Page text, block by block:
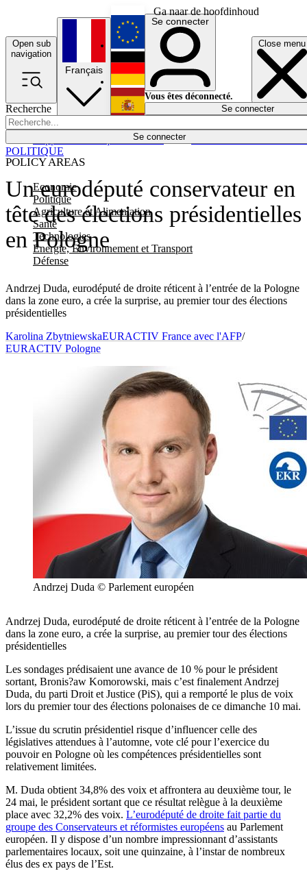
Ga naar de hoofdinhoud
Open sub
navigation
Close menu
Recherche
Se connecter
POLICY AREAS
Economie
Politique
Agriculture et Alimentation
Santé
Technologies
Energie, Environnement et Transport
Défense
Économie
Français
English
Deutsch
Español
Se connecter
Vous êtes déconnecté.
Se connecter
Un eurodéputé conservateur en
tête des élections présidentielles
en Pologne
Andrzej Duda, eurodéputé de droite réticent à l’entrée de la Pologne
dans la zone euro, a crée la surprise, au premier tour des élections
présidentielles
POLITIQUE
Karolina ZbytniewskaEURACTIV France avec l'AFP/
EURACTIV Pologne
Andrzej Duda © Parlement européen
Andrzej Duda, eurodéputé de droite réticent à l’entrée de la Pologne
dans la zone euro, a crée la surprise, au premier tour des élections
présidentielles
Les sondages prédisaient une avance de 10 % pour le président
sortant, Bronis?aw Komorowski, mais c’est finalement Andrzej
Duda, du parti Droit et Justice (PiS), qui a remporté le plus de voix
lors du premier tour des élections polonaises de ce dimanche 10 mai.
L’issue du scrutin présidentiel risque d’influencer celle des
législatives attendues à l’automne, vote clé pour l’exercice du
pouvoir en Pologne où les compétences présidentielles sont
relativement limitées.
M. Duda obtient 34,8% des voix et affrontera au deuxième tour, le
24 mai, le président sortant que ce résultat relègue à la deuxième
place avec 32,2% des voix. L’eurodéputé de droite fait partie du
groupe des Conservateurs et réformistes européens au Parlement
européen. Il y dispose d’un nombre impressionnant d’assistants
parlementaires locaux, soit une quinzaine, à l’instar de nombreux
élus des ex pays de l’Est.